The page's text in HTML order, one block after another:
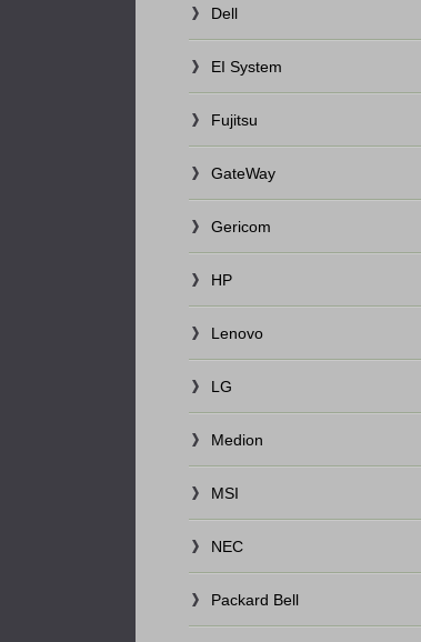
Dell
EI System
Fujitsu
GateWay
Gericom
HP
Lenovo
LG
Medion
MSI
NEC
Packard Bell